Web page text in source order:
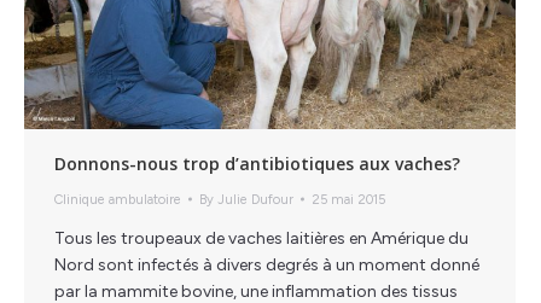
Donnons-nous trop d’antibiotiques aux vaches?
Clinique ambulatoire By Julie Dufour 25 mai 2015
Tous les troupeaux de vaches laitières en Amérique du
Nord sont infectés à divers degrés à un moment donné
par la mammite bovine, une inflammation des tissus